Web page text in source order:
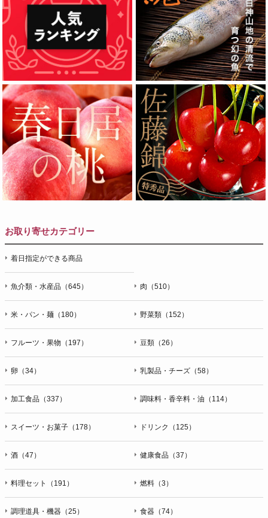
お取り寄せカテゴリー
着日指定ができる商品
魚介類・水産品（645） 肉（510）
米・パン・麺（180） 野菜類（152）
フルーツ・果物（197） 豆類（26）
卵（34） 乳製品・チーズ（58）
加工食品（337） 調味料・香辛料・油（114）
スイーツ・お菓子（178） ドリンク（125）
酒（47） 健康食品（37）
料理セット（191） 燃料（3）
調理道具・機器（25） 食器（74）